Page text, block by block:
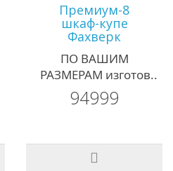
Премиум-8
шкаф-купе
Фахверк
ПО ВАШИМ
РАЗМЕРАМ изготов..
94999